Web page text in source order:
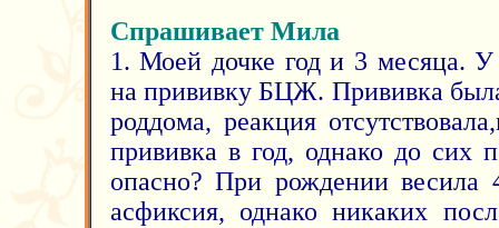
Спрашивает Мила
1. Моей дочке год и 3 месяца. У
на прививку БЦЖ. Прививка
роддома, реакция
прививка в год, однако до сих
опасно? При рождении
асфиксия, однако никаких